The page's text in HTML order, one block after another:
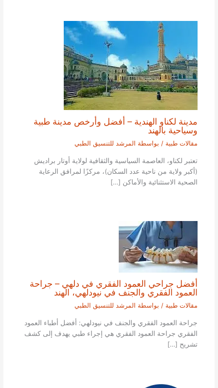
مدينة لكناو الهندية – أفضل وأرخص مدينة طبية
وسياحية بالهند
مقالات طبية / بواسطة المرشد للتنسيق الطبي
تعتبر لكناو، العاصمة السياسية والثقافية لولاية أوتار براديش
(أكبر ولاية من ناحية عدد السكان)، مركزًا لمرافق الرعاية
الصحية الاستثنائية والأماكن […]
أفضل جراحي العمود الفقري في دلهي – جراحة
العمود الفقري والجنف في نيودلهي، الهند
مقالات طبية / بواسطة المرشد للتنسيق الطبي
جراحة العمود الفقري والجنف في نيودلهي: أفضل أطباء العمود
الفقري جراحة العمود الفقري هي إجراء طبي يهدف إلى كشف
تشريح […]